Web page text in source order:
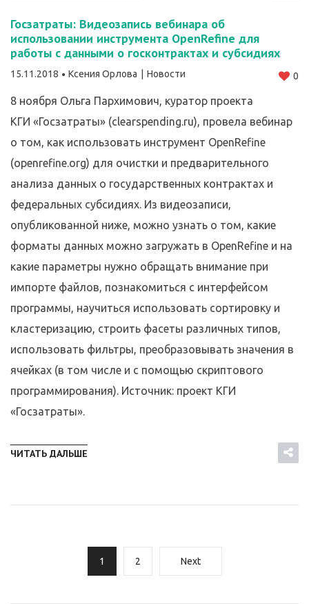
Госзатраты: Видеозапись вебинара об
использовании инструмента OpenRefine для
работы с данными о госконтрактах и субсидиях
15.11.2018 Ксения Орлова Новости 0
8 ноября Ольга Пархимович, куратор проекта
КГИ «Госзатраты» (clearspending.ru), провела вебинар
о том, как использовать инструмент OpenRefine
(openrefine.org) для очистки и предварительного
анализа данных о государственных контрактах и
федеральных субсидиях. Из видеозаписи,
опубликованной ниже, можно узнать о том, какие
форматы данных можно загружать в OpenRefine и на
какие параметры нужно обращать внимание при
импорте файлов, познакомиться с интерфейсом
программы, научиться использовать сортировку и
кластеризацию, строить фасеты различных типов,
использовать фильтры, преобразовывать значения в
ячейках (в том числе и с помощью скриптового
программирования). Источник: проект КГИ
«Госзатраты».
ЧИТАТЬ ДАЛЬШЕ
1 2 Next